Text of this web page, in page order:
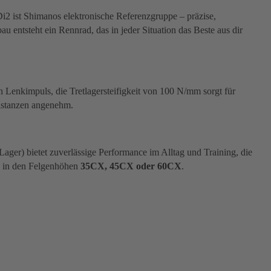
ist Shimanos elektronische Referenzgruppe – präzise,
entsteht ein Rennrad, das in jeder Situation das Beste aus dir
die Tretlagersteifigkeit von 100 N/mm sorgt für
angenehm.
bietet zuverlässige Performance im Alltag und Training, die
den Felgenhöhen 35CX, 45CX oder 60CX.